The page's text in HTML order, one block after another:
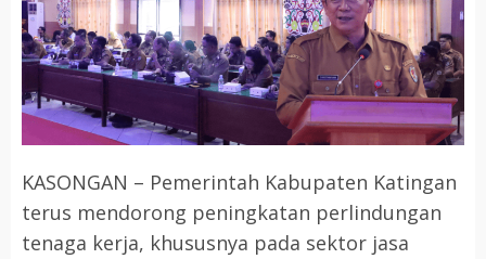
KASONGAN – Pemerintah Kabupaten Katingan
terus mendorong peningkatan perlindungan
tenaga kerja, khususnya pada sektor jasa